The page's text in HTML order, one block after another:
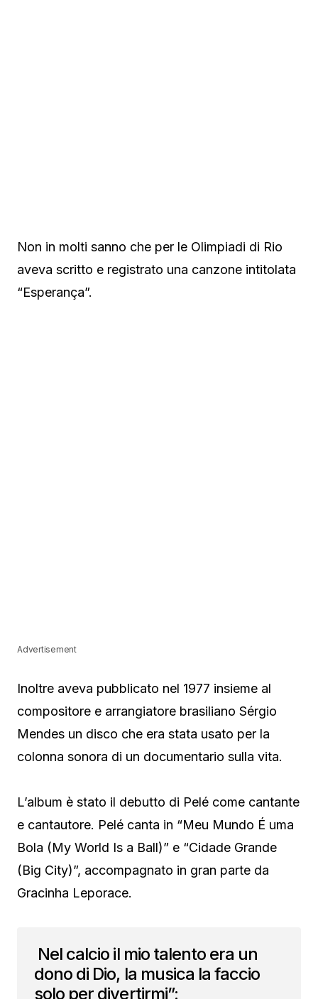
Non in molti sanno che per le Olimpiadi di Rio
aveva scritto e registrato una canzone intitolata
“Esperança”.
Advertisement
Inoltre aveva pubblicato nel 1977 insieme al
compositore e arrangiatore brasiliano Sérgio
Mendes un disco che era stata usato per la
colonna sonora di un documentario sulla vita.
L’album è stato il debutto di Pelé come cantante
e cantautore. Pelé canta in “Meu Mundo É uma
Bola (My World Is a Ball)” e “Cidade Grande
(Big City)”, accompagnato in gran parte da
Gracinha Leporace.
Nel calcio il mio talento era un
dono di Dio, la musica la faccio
solo per divertirmi”: